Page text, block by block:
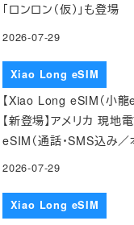
「ロンロン（仮）」も登場
2026-07-29
Xiao Long eSIM
【Xiao Long eSIM（小龍
【新登場】アメリカ 現地
eSIM（通話・SMS込み
2026-07-29
Xiao Long eSIM